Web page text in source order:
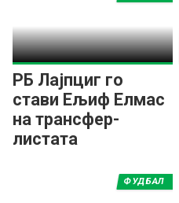
РБ Лајпциг го
стави Ељиф Елмас
на трансфер-
листата
ФУДБАЛ